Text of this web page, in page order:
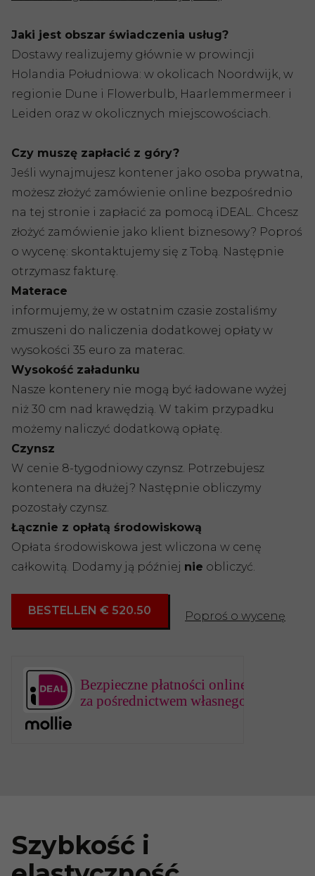
Jaki jest obszar świadczenia usług?
Dostawy realizujemy głównie w prowincji
Holandia Południowa: w okolicach Noordwijk, w
regionie Dune i Flowerbulb, Haarlemmermeer i
Leiden oraz w okolicznych miejscowościach.
Czy muszę zapłacić z góry?
Jeśli wynajmujesz kontener jako osoba prywatna,
możesz złożyć zamówienie online bezpośrednio
na tej stronie i zapłacić za pomocą iDEAL. Chcesz
złożyć zamówienie jako klient biznesowy? Poproś
o wycenę: skontaktujemy się z Tobą. Następnie
otrzymasz fakturę.
Materace
informujemy, że w ostatnim czasie zostaliśmy
zmuszeni do naliczenia dodatkowej opłaty w
wysokości 35 euro za materac.
Wysokość załadunku
Nasze kontenery nie mogą być ładowane wyżej
niż 30 cm nad krawędzią. W takim przypadku
możemy naliczyć dodatkową opłatę.
Czynsz
W cenie 8-tygodniowy czynsz. Potrzebujesz
kontenera na dłużej? Następnie obliczymy
pozostały czynsz.
Łącznie z opłatą środowiskową
Opłata środowiskowa jest wliczona w cenę
całkowitą. Dodamy ją później nie obliczyć.
BESTELLEN € 520.50 Poproś o wycenę
Bezpieczne płatności online
za pośrednictwem własnego banku
Szybkość i